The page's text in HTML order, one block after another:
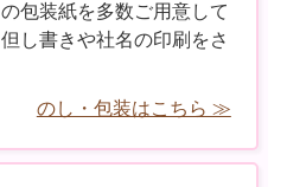
包装紙を多数ご用意して
し書きや社名の印刷をさ
のし・包装はこちら ≫